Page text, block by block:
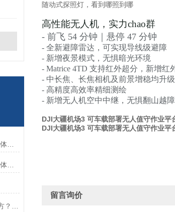
大疆机场3行业领域 应用场景亮点体现（2）
大疆机场3行业领域 应用场景亮点体现（1）
随动式探照灯，看到哪照到哪
高性能无人机，实力chao群
- 前飞 54 分钟｜悬停 47 分钟
- 全新避障雷达，可实现导线级避障
- 新增夜景模式，无惧暗光环境
- Matrice 4TD 支持红外超分，新增红
- 中长焦、长焦相机及前景增稳均升级
- 高精度高效率精细测绘
- 新增无人机空中中继，无惧翻山越障
DJI大疆机场3 可车载部署无人值守作业平
DJI大疆机场3 可车载部署无人值守作业平
留言询价